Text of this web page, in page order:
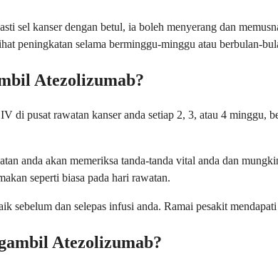
sel kanser dengan betul, ia boleh menyerang dan
peningkatan selama berminggu-minggu atau berbulan-
Atezolizumab?
di pusat rawatan kanser anda setiap 2, 3, atau 4 minggu,
anda akan memeriksa tanda-tanda vital anda dan
seperti biasa pada hari rawatan.
sebelum dan selepas infusi anda. Ramai pesakit
Atezolizumab?